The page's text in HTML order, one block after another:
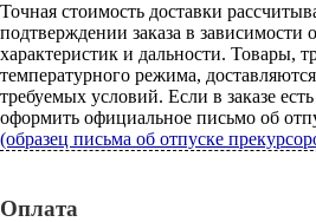
Точная стоимость доставки
подтверждении заказа в зависимости
характеристик и дальности. Товары,
температурного режима,
требуемых условий. Если в заказе
оформить официальное письмо об
(образец письма об отпуске
Оплата